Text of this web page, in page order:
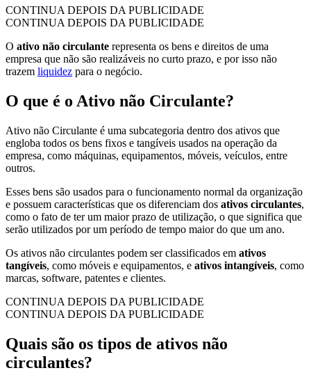
CONTINUA DEPOIS DA PUBLICIDADE
CONTINUA DEPOIS DA PUBLICIDADE
O ativo não circulante representa os bens e direitos de uma
empresa que não são realizáveis no curto prazo, e por isso não
trazem liquidez para o negócio.
O que é o Ativo não Circulante?
Ativo não Circulante é uma subcategoria dentro dos ativos que
engloba todos os bens fixos e tangíveis usados na operação da
empresa, como máquinas, equipamentos, móveis, veículos, entre
outros.
Esses bens são usados para o funcionamento normal da organização
e possuem características que os diferenciam dos ativos circulantes,
como o fato de ter um maior prazo de utilização, o que significa que
serão utilizados por um período de tempo maior do que um ano.
Os ativos não circulantes podem ser classificados em ativos
tangíveis, como móveis e equipamentos, e ativos intangíveis, como
marcas, software, patentes e clientes.
CONTINUA DEPOIS DA PUBLICIDADE
CONTINUA DEPOIS DA PUBLICIDADE
Quais são os tipos de ativos não
circulantes?